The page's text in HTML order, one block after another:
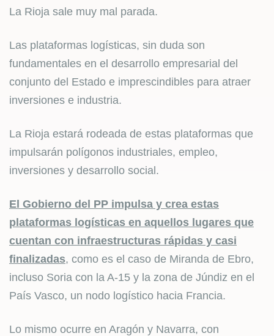
La Rioja sale muy mal parada.
Las plataformas logísticas, sin duda son
fundamentales en el desarrollo empresarial del
conjunto del Estado e imprescindibles para atraer
inversiones e industria.
La Rioja estará rodeada de estas plataformas que
impulsarán polígonos industriales, empleo,
inversiones y desarrollo social.
El Gobierno del PP impulsa y crea estas
plataformas logísticas en aquellos lugares que
cuentan con infraestructuras rápidas y casi
finalizadas, como es el caso de Miranda de Ebro,
incluso Soria con la A-15 y la zona de Júndiz en el
País Vasco, un nodo logístico hacia Francia.
Lo mismo ocurre en Aragón y Navarra, con